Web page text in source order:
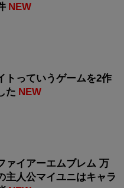
NEW
トっていうゲームを2作
た NEW
ァイアーエムブレム 万
主人公マイユニはキャラ